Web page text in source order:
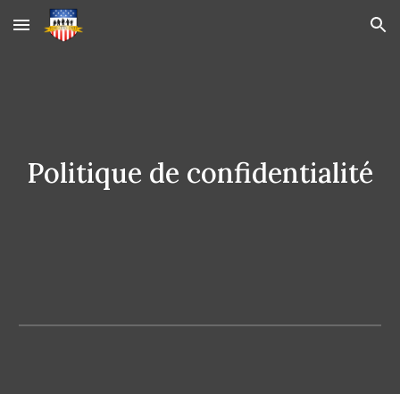
Skip to main content Skip to navigation
Politique de confidentialité